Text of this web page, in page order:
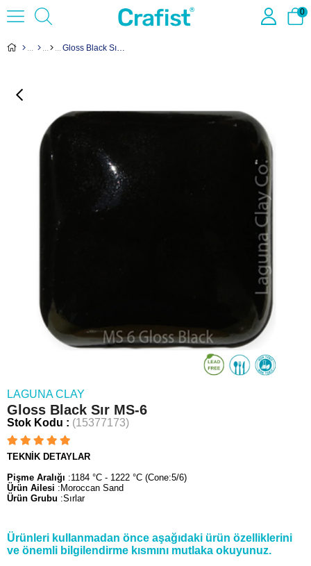
0
Gloss Black Sır MS-6
LAGUNA CLAY
Gloss Black Sır MS-6
Stok Kodu (15377173)
TEKNİK DETAYLAR
Pişme Aralığı :1184 °C - 1222 °C (Cone:5/6)
Ürün Ailesi :Moroccan Sand
Ürün Grubu :Sırlar
Ürünleri kullanmadan önce aşağıdaki ürün özelliklerini
ve önemli bilgilendirme kısmını mutlaka okuyunuz.